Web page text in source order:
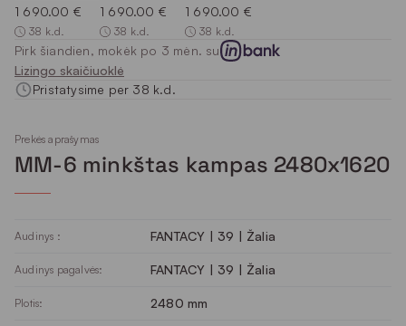
1 690.00 €
38 k.d.
1 690.00 €
38 k.d.
1 690.00 €
38 k.d.
Pirk šiandien, mokėk po 3 mėn. su
Lizingo skaičiuoklė
Pristatysime per 38 k.d.
Prekės aprašymas
MM-6 minkštas kampas 2480x1620
Audinys : FANTACY | 39 | Žalia
Audinys pagalvės: FANTACY | 39 | Žalia
Plotis: 2480 mm